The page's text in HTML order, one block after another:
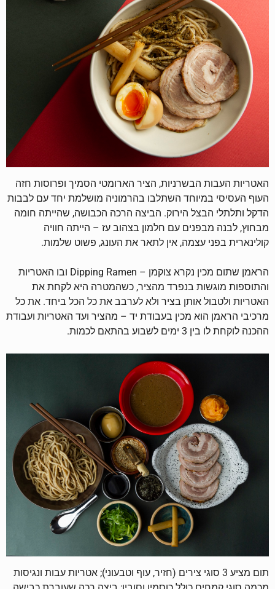
האטריות העבות הבשרניות, הציר הארומטי הסמיך ופרוסות חזה
העוף העסיסי במיוחד השתלבו בהרמוניה מושלמת יחד עם לבבות
הדקל ותלתלי הבצל הירוק. הביצה הרכה הכבושה, שהייתה חומה
מבחוץ, לבנה מבפנים עם חלמון בצהוב עז – הייתה חוויה
קולינארית בפני עצמה, אין לתאר את העונג, פשוט שלמות.
הראמן שתום מכין נקרא צוקמן – Dipping Ramen ובו האטריות
והתוספות מוגשות בנפרד מהציר, כשהמטרה היא לקחת את
האטריות ולטבול אותן בציר ולא לערבב את כל הכל ביחד. את כל
מרכיבי הראמן הוא מכין בעבודת יד – מהציר ועד האטריות ועבודת
ההכנה לוקחת לו בין 3 ימים לשבוע בהתאם לכמות.
תום מציע 3 סוגי צירים (חזיר, עוף וטבעוני); אטריות עבות ונגיסות